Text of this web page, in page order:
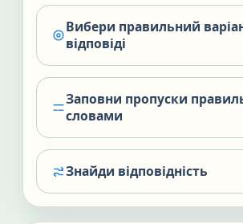
Вибери правильний
відповіді
Заповни пропуски
словами
Знайди відповідність